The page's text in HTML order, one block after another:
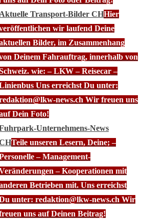
Aktuelle Transport-Bilder CHHier
wir laufend Deine
Bilder, im Zusammenhang
Deinem Fahrauftrag, innerhalb von
wie: – LKW – Reisecar –
Uns erreichst Du unter:
news.ch Wir freuen uns
Dein Foto!
Unternehmens-News
Teile unseren Lesern, Deine; –
– Management-
– Kooperationen mit
Betrieben mit. Uns erreichst
unter: redaktion@lkw-news.ch Wir
uns auf Deinen Beitrag!